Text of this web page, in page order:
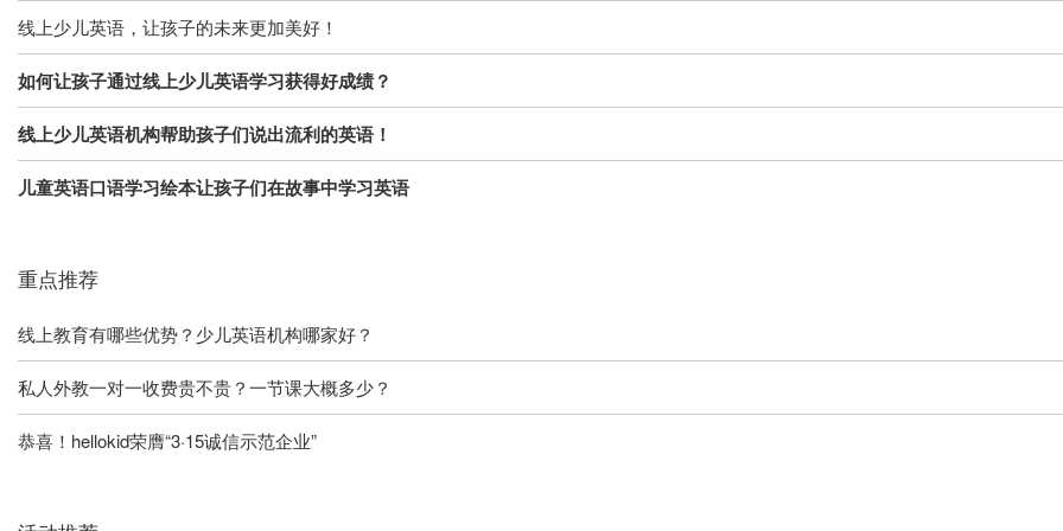
线上少儿英语，让孩子的未来更加美好！
如何让孩子通过线上少儿英语学习获得好成绩？
线上少儿英语机构帮助孩子们说出流利的英语！
儿童英语口语学习绘本让孩子们在故事中学习英语
重点推荐
线上教育有哪些优势？少儿英语机构哪家好？
私人外教一对一收费贵不贵？一节课大概多少？
恭喜！hellokid荣膺“3·15诚信示范企业”